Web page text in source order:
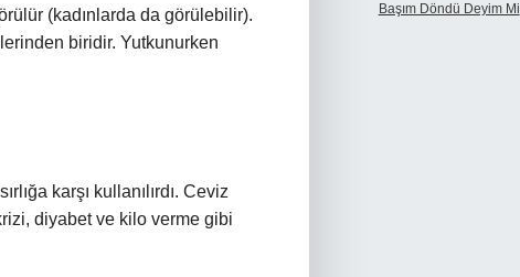
(kadınlarda da görülebilir).
biridir. Yutkunurken
karşı kullanılırdı. Ceviz
diyabet ve kilo verme gibi
Başım Döndü Deyim Mi